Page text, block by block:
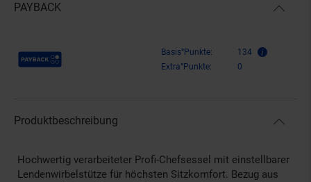
PAYBACK
Payback Punkte Basis°Punkte:
134
Extra°Punkte:
0
Produktbeschreibung
Hochwertig verarbeiteter Profi-Chefsessel mit einstellbarer
Lendenwirbelstütze für höchsten Sitzkomfort. Bezug aus